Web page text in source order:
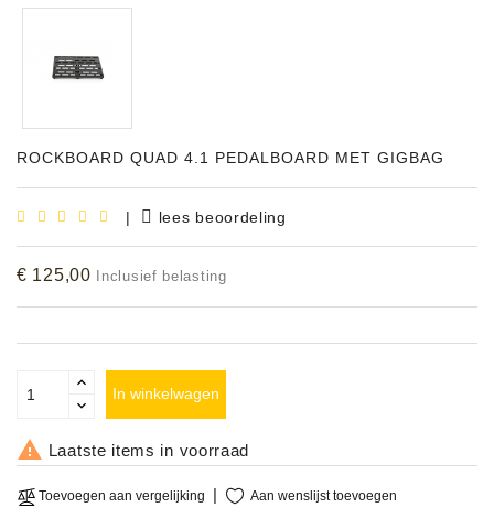
Instrumenten
Shop
Bladmuziek
Accessoires
MODELLEN
OPRUIMING
OCCASIONS
ROCKBOARD QUAD 4.1 PEDALBOARD MET GIGBAG
| lees beoordeling
€ 125,00 Inclusief belasting
In winkelwagen
 Laatste items in voorraad
Toevoegen aan vergelijking Aan wenslijst toevoegen